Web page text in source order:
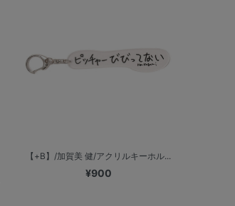
【+B】/加賀美 健/アクリルキーホル...
¥900